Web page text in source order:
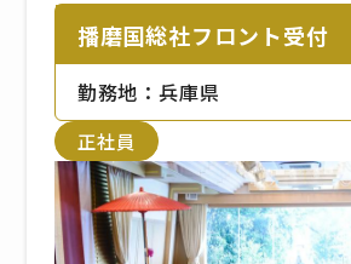
播磨国総社フロント受付
勤務地：兵庫県
正社員